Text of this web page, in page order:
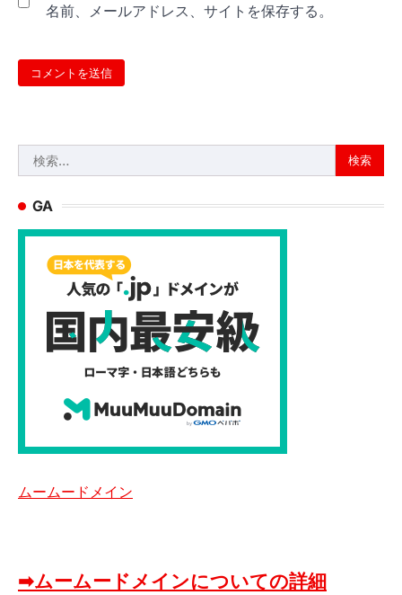
名前、メールアドレス、サイトを保存する。
索:
GA
ムームードメイン
➡ムームードメインについての詳細